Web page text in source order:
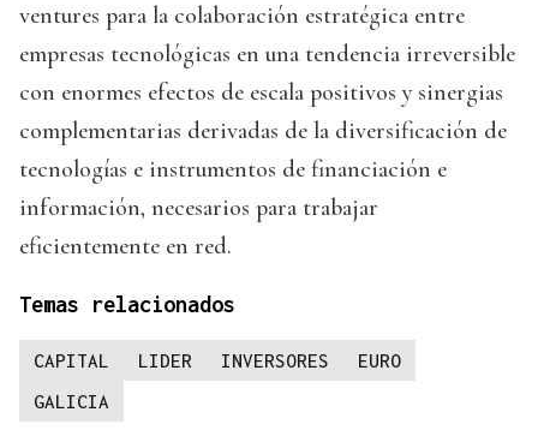
ventures para la colaboración estratégica entre
empresas tecnológicas en una tendencia irreversible
con enormes efectos de escala positivos y sinergias
complementarias derivadas de la diversificación de
tecnologías e instrumentos de financiación e
información, necesarios para trabajar
eficientemente en red.
Temas relacionados
CAPITAL LIDER INVERSORES
EURO
GALICIA